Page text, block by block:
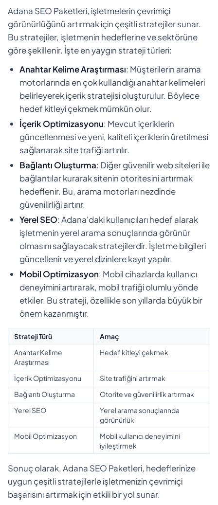
Adana SEO Paketleri, işletmelerin çevrimiçi
görünürlüğünü artırmak için çeşitli stratejiler sunar.
Bu stratejiler, işletmenin hedeflerine ve sektörüne
göre şekillenir. İşte en yaygın strateji türleri:
Anahtar Kelime Araştırması: Müşterilerin arama
motorlarında en çok kullandığı anahtar kelimeleri
belirleyerek içerik stratejisi oluşturulur. Böylece
hedef kitleyi çekmek mümkün olur.
İçerik Optimizasyonu: Mevcut içeriklerin
güncellenmesi ve yeni, kaliteli içeriklerin üretilmesi
sağlanarak site trafiği artırılır.
Bağlantı Oluşturma: Diğer güvenilir web siteleri ile
bağlantılar kurarak sitenin otoritesini artırmak
hedeflenir. Bu, arama motorları nezdinde
güvenilirliği artırır.
Yerel SEO: Adana'daki kullanıcıları hedef alarak
işletmenin yerel arama sonuçlarında görünür
olmasını sağlayacak stratejilerdir. İşletme bilgileri
güncellenir ve yerel dizinlere kayıt yapılır.
Mobil Optimizasyon: Mobil cihazlarda kullanıcı
deneyimini artırarak, mobil trafiği olumlu yönde
etkiler. Bu strateji, özellikle son yıllarda büyük bir
önem kazanmıştır.
Strateji Türü
Amaç
Anahtar Kelime
Araştırması
Hedef kitleyi çekmek
İçerik Optimizasyonu
Site trafiğini artırmak
Bağlantı Oluşturma
Otorite ve güvenilirlik artırmak
Yerel SEO
Yerel arama sonuçlarında
görünürlük
Mobil Optimizasyon
Mobil kullanıcı deneyimini
iyileştirmek
Sonuç olarak, Adana SEO Paketleri, hedeflerinize
uygun çeşitli stratejilerle işletmenizin çevrimiçi
başarısını artırmak için etkili bir yol sunar.